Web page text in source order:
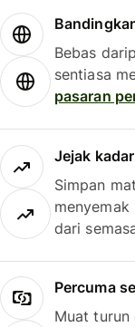
Bebas
sentiasa
pasaran
Jejak
Simpan
dari
Percuma
Muat turun